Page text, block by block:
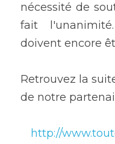
nécessité de
fait
doivent encore
Retrouvez la
de notre
http://